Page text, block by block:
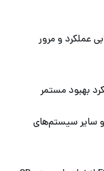
عملکرد و مرور
بهبود مستمر
بررسی امکان ادغام FSSC با ISO 9001 و سایر سیستم‌های